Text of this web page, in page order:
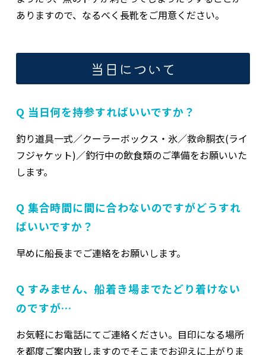
ありますので、なるべく長靴をご用意ください。
当日について
Q 当日何を持参すればいいですか？
釣り道具一式／クーラーボックス・氷／救命胴衣(ライ
フジャケット)／釣行中の飲食類のご準備をお願いいた
します。
Q 集合時間に間に合わないのですがどうすれ
ばいいですか？
早めに船長までご連絡をお願いします。
Q すみません、船着き場までたどり着けない
のですが…
お気軽にお電話にてご連絡ください。目印になる場所
を都度ご案内致しますのでそこまでお迎えに上がりま